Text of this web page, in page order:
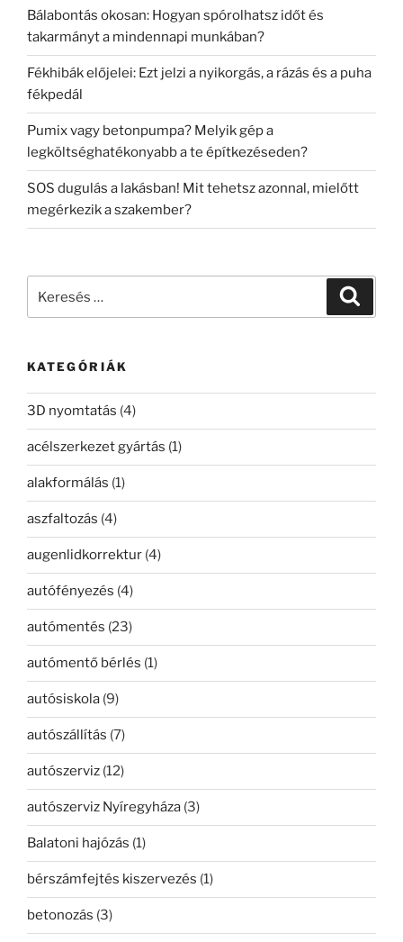
Bálabontás okosan: Hogyan spórolhatsz időt és
takarmányt a mindennapi munkában?
Fékhibák előjelei: Ezt jelzi a nyikorgás, a rázás és a puha
fékpedál
Pumix vagy betonpumpa? Melyik gép a
legköltséghatékonyabb a te építkezéseden?
SOS dugulás a lakásban! Mit tehetsz azonnal, mielőtt
megérkezik a szakember?
KATEGÓRIÁK
3D nyomtatás (4)
acélszerkezet gyártás (1)
alakformálás (1)
aszfaltozás (4)
augenlidkorrektur (4)
autófényezés (4)
autómentés (23)
autómentő bérlés (1)
autósiskola (9)
autószállítás (7)
autószerviz (12)
autószerviz Nyíregyháza (3)
Balatoni hajózás (1)
bérszámfejtés kiszervezés (1)
betonozás (3)